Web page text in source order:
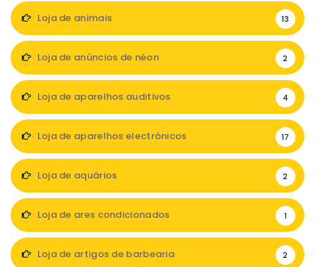
Loja de animais 13
Loja de anúncios de néon 2
Loja de aparelhos auditivos 4
Loja de aparelhos electrónicos 17
Loja de aquários 2
Loja de ares condicionados 1
Loja de artigos de barbearia 2